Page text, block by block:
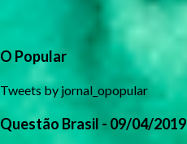
O Popular
Tweets by jornal_opopular
Questão Brasil - 09/04/2019